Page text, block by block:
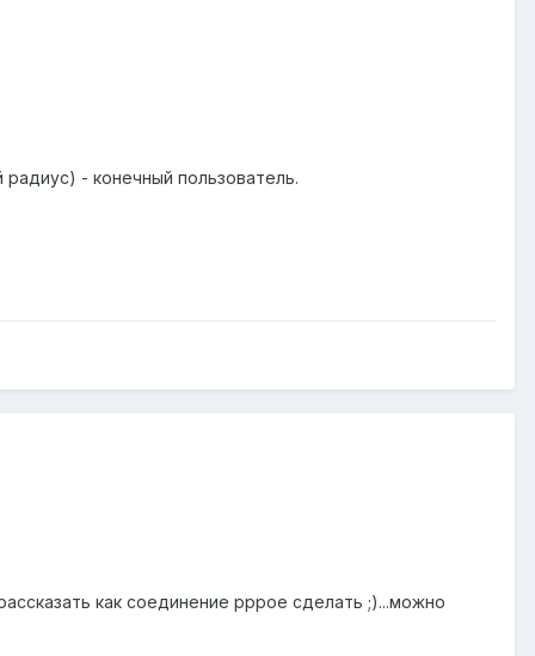
- конечный пользователь.
как соединение pppoe сделать ;)...можно